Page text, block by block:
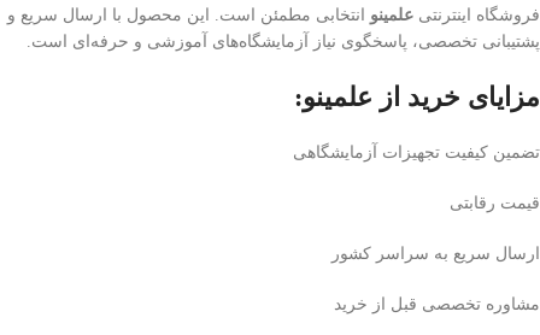
فروشگاه اینترنتی علمینو انتخابی مطمئن است. این محصول با ارسال سریع و
پشتیبانی تخصصی، پاسخگوی نیاز آزمایشگاه‌های آموزشی و حرفه‌ای است.
مزایای خرید از علمینو:
تضمین کیفیت تجهیزات آزمایشگاهی
قیمت رقابتی
ارسال سریع به سراسر کشور
مشاوره تخصصی قبل از خرید